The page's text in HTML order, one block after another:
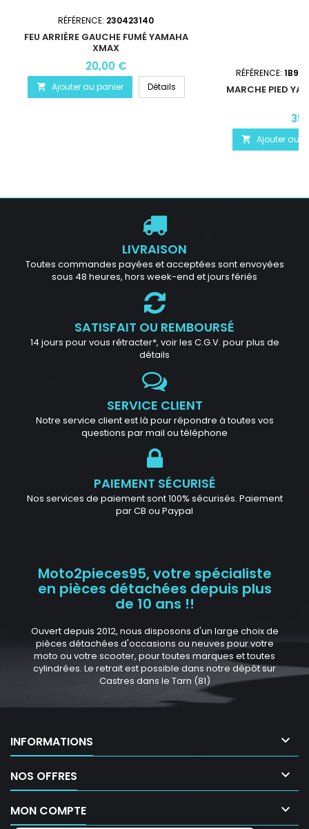
RÉFÉRENCE: 230423140
FEU ARRIÈRE GAUCHE FUMÉ YAMAHA
XMAX
20,00 €
 Ajouter au panier Détails
RÉFÉRENCE: 1B9-
MARCHE PIED
 Ajouter au
LIVRAISON
Toutes commandes payées et acceptées sont envoyées
sous 48 heures, hors week-end et jours fériés
SATISFAIT OU REMBOURSÉ
14 jours pour vous rétracter*, voir les C.G.V. pour plus de
détails
SERVICE CLIENT
Notre service client est là pour répondre à toutes vos
questions par mail ou téléphone
PAIEMENT SÉCURISÉ
Nos services de paiement sont 100% sécurisés. Paiement
par CB ou Paypal
Moto2pieces95, votre spécialiste
en pièces détachées depuis plus
de 10 ans !!
Ouvert depuis 2012, nous disposons d'un large choix de
pièces détachées d'occasions ou neuves pour votre
moto ou votre scooter, pour toutes marques et toutes
cylindrées. Le retrait est possible dans notre dépôt sur
Castres dans le Tarn (81)
INFORMATIONS 
NOS OFFRES 
MON COMPTE 